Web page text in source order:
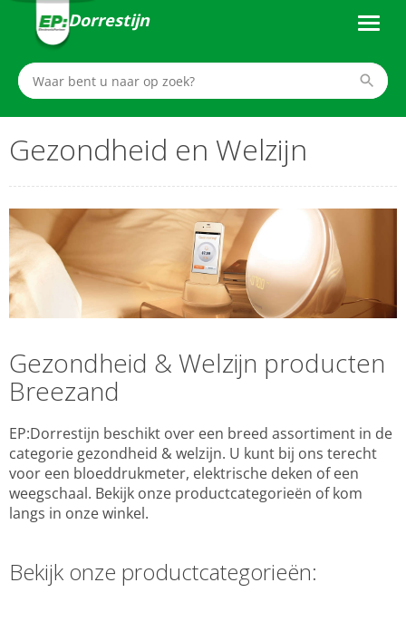
Dorrestijn
Gezondheid en Welzijn
Gezondheid & Welzijn producten
Breezand
EP:Dorrestijn beschikt over een breed assortiment in de
categorie gezondheid & welzijn. U kunt bij ons terecht
voor een bloeddrukmeter, elektrische deken of een
weegschaal. Bekijk onze productcategorieën of kom
langs in onze winkel.
Bekijk onze productcategorieën: